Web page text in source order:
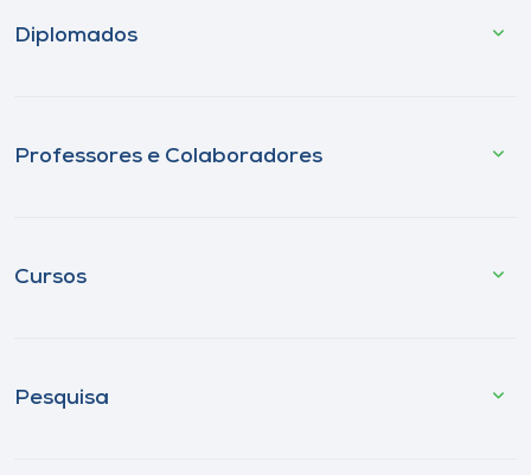
Diplomados
Professores e Colaboradores
Cursos
Pesquisa